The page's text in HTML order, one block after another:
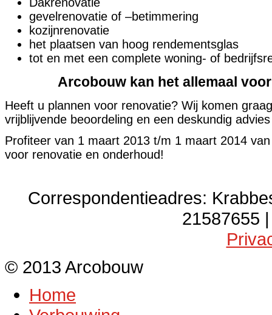
gevelrenovatie of –betimmering
kozijnrenovatie
het plaatsen van hoog rendementsglas
tot en met een complete woning- of
Arcobouw kan het allemaal
Heeft u plannen voor renovatie? Wij komen
vrijblijvende beoordeling en een deskundig
Profiteer van 1 maart 2013 t/m 1 maart 2014
voor renovatie en onderhoud!
Correspondentieadres:
21587655
© 2013 Arcobouw
Home